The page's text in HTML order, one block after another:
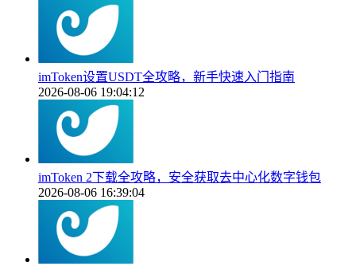
imToken设置USDT全攻略，新手快速入门指南
2026-08-06 19:04:12
imToken 2下载全攻略，安全获取去中心化数字钱包
2026-08-06 16:39:04